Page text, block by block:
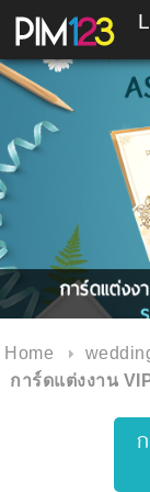
Skip
to
content
Home
การ์ดแต่งงาน